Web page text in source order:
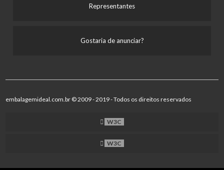
Representantes
Gostaria de anunciar?
embalagemideal.com.br © 2009 - 2019 - Todos os direitos reservados
W3C
W3C